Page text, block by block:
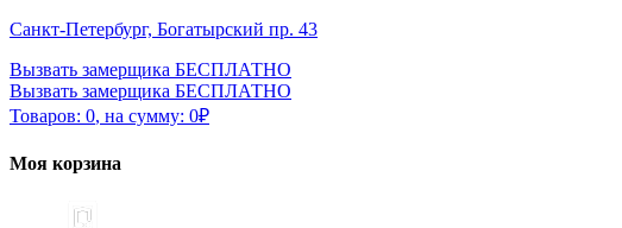
Санкт-Петербург, Богатырский пр. 43
Вызвать замерщика БЕСПЛАТНО
Вызвать замерщика БЕСПЛАТНО
Товаров: 0, на сумму: 0₽
Моя корзина